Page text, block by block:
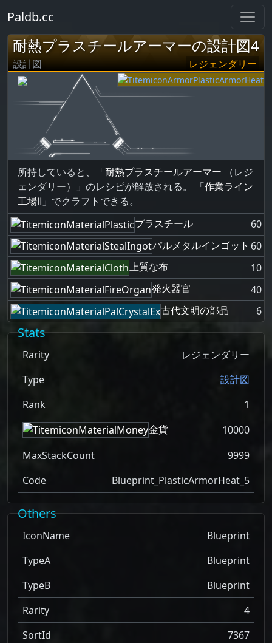
Paldb.cc
耐熱プラスチールアーマーの設計図4
設計図 レジェンダリー
所持していると、「耐熱プラスチールアーマー （レジ
ェンダリー）」のレシピが解放される。 「作業ライン
工場Ⅱ 」でクラフトできる。
プラスチール
60
パルメタルインゴット 60
上質な布
10
発火器官
40
古代文明の部品
6
Stats
Rarity
レジェンダリー
Type
設計図
Rank
1
金貨
10000
MaxStackCount
9999
Code
Blueprint_PlasticArmorHeat_5
Others
IconName
Blueprint
TypeA
Blueprint
TypeB
Blueprint
Rarity
4
SortId
7367